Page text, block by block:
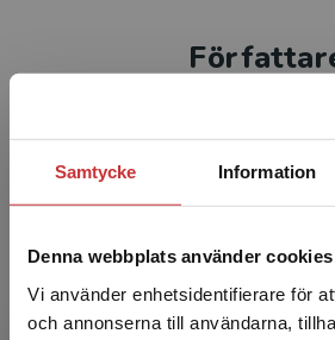
Samtycke Information
Denna webbplats använder cookies
Vi använder enhetsidentifierare för
och annonserna till användarna,
Niclas Fohlin
Niclas Fohlin, pedagogisk